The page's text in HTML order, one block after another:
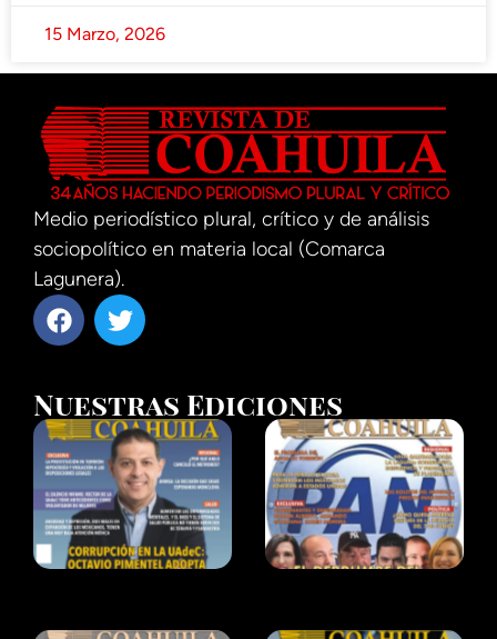
15 Marzo, 2026
Medio periodístico plural, crítico y de análisis
sociopolítico en materia local (Comarca
Lagunera).
Nuestras Ediciones